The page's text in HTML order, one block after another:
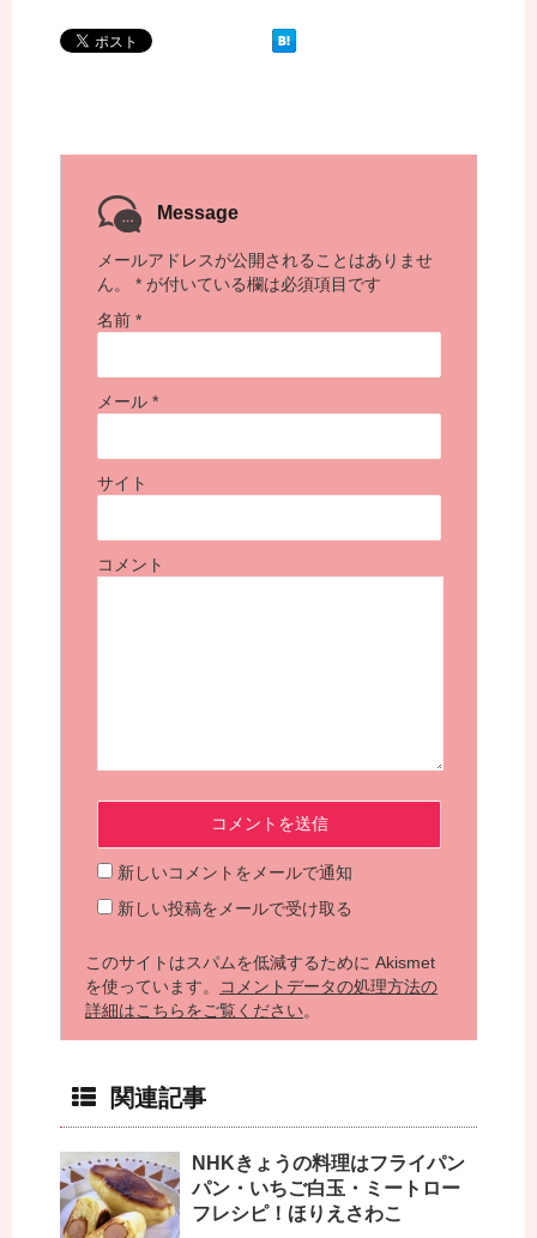
Message
メールアドレスが公開されることはありませ
ん。
* が付いている欄は必須項目です
名前 *
メール *
サイト
コメント
新しいコメントをメールで通知
新しい投稿をメールで受け取る
このサイトはスパムを低減するために Akismet
を使っています。
コメントデータの処理方法の
詳細はこちらをご覧ください。
関連記事
NHKきょうの料理はフライパン
パン・いちご白玉・ミートロー
フレシピ！ほりえさわこ